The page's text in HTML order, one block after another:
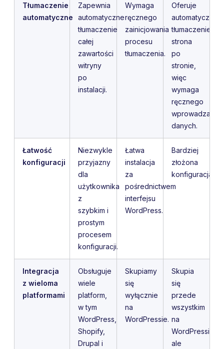
Tłumaczenie
automatyczne
Zapewnia
automatyczne
tłumaczenie
całej
zawartości
witryny
po
instalacji.
Wymaga
ręcznego
zainicjowania
procesu
tłumaczenia.
Oferuje
automatyczne
tłumaczenie
strona
po
stronie,
więc
wymaga
ręcznego
wprowadzania
danych.
Łatwość
konfiguracji
Niezwykle
przyjazny
dla
użytkownika
z
szybkim i
prostym
procesem
konfiguracji.
Łatwa
instalacja
za
pośrednictwem
interfejsu
WordPress.
Bardziej
złożona
konfiguracja.
Integracja
z wieloma
platformami
Obsługuje
wiele
platform,
w tym
WordPress,
Shopify,
Drupal i
Skupiamy
się
wyłącznie
na
WordPressie.
Skupia
się
przede
wszystkim
na
WordPressie,
ale